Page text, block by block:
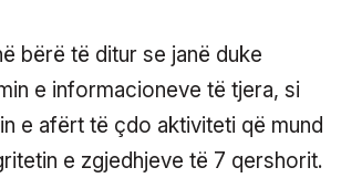
bërë të ditur se janë duke
e informacioneve të tjera, si
e afërt të çdo aktiviteti që mund
e zgjedhjeve të 7 qershorit.